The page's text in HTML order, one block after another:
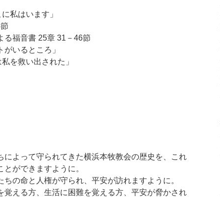
私はいます」
福音書 25章 31－46節
いるところ」
を救い出された」
によって守られてきた横浜本牧教会の歴史を、これ
ができますように。
ちの命と人権が守られ、平安が訪れますように。
覚える方、生活に困難を覚える方、平安が脅かされ